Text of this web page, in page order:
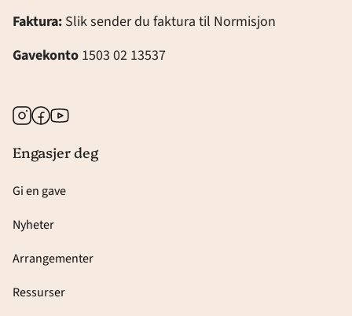
Faktura: Slik sender du faktura til Normisjon
Gavekonto 1503 02 13537
Instagram
Facebook
Youtube
Engasjer deg
Gi en gave
Nyheter
Arrangementer
Ressurser